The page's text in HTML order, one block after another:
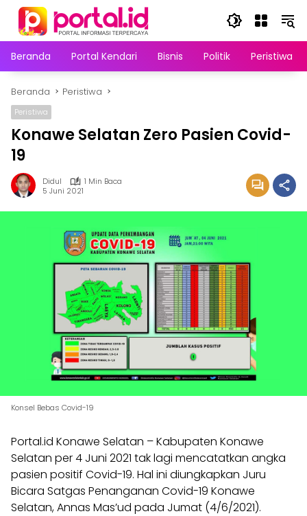
Langsung
konten
Beranda
Portal Kendari Bisnis Politik Peristiwa
Beranda Peristiwa
Peristiwa
Konawe Selatan Zero Pasien Covid-
19
Didul
1 Min Baca
5 Juni 2021
Konsel Bebas Covid-19
Portal.id Konawe Selatan – Kabupaten Konawe
Selatan per 4 Juni 2021 tak lagi mencatatkan angka
pasien positif Covid-19. Hal ini diungkapkan Juru
Bicara Satgas Penanganan Covid-19 Konawe
Selatan, Annas Mas’ud pada Jumat (4/6/2021).